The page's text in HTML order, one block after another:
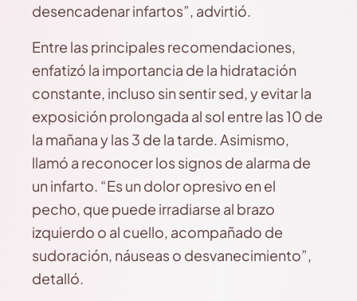
desencadenar infartos”, advirtió.
Entre las principales recomendaciones,
enfatizó la importancia de la hidratación
constante, incluso sin sentir sed, y evitar la
exposición prolongada al sol entre las 10 de
la mañana y las 3 de la tarde. Asimismo,
llamó a reconocer los signos de alarma de
un infarto. “Es un dolor opresivo en el
pecho, que puede irradiarse al brazo
izquierdo o al cuello, acompañado de
sudoración, náuseas o desvanecimiento”,
detalló.